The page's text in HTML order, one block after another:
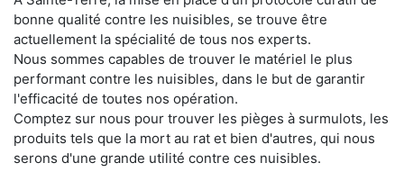
bonne qualité contre les nuisibles, se trouve être
actuellement la spécialité de tous nos experts.
Nous sommes capables de trouver le matériel le plus
performant contre les nuisibles, dans le but de garantir
l'efficacité de toutes nos opération.
Comptez sur nous pour trouver les pièges à surmulots, les
produits tels que la mort au rat et bien d'autres, qui nous
serons d'une grande utilité contre ces nuisibles.